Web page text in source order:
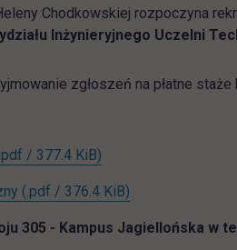
Chodkowskiej rozpoczyna
Inżynieryjnego Uczelni
zgłoszeń na płatne
/ 377.4 KiB)
(.pdf / 376.4 KiB)
305 - Kampus Jagiellońska w